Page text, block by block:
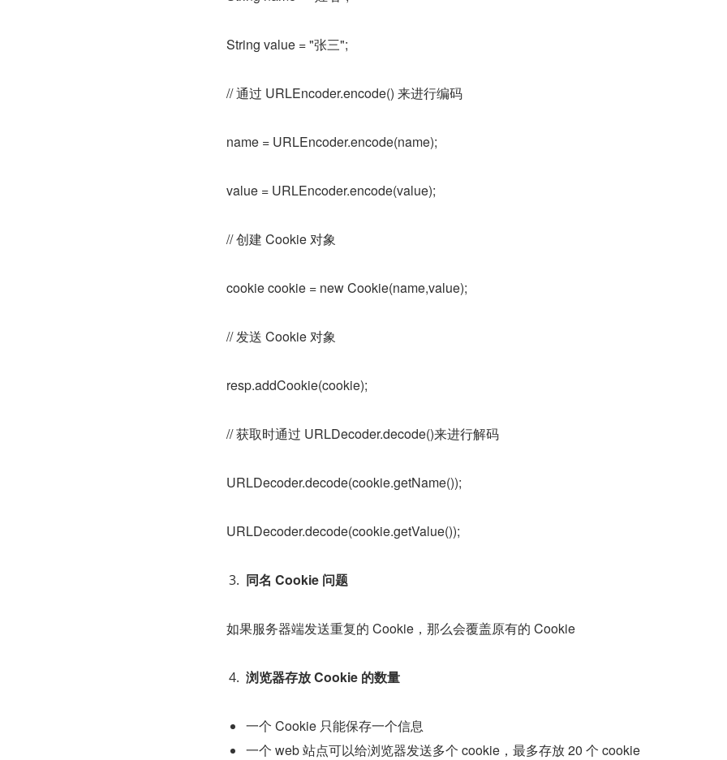
String value = "张三";
// 通过 URLEncoder.encode() 来进行编码
name = URLEncoder.encode(name);
value = URLEncoder.encode(value);
// 创建 Cookie 对象
cookie cookie = new Cookie(name,value);
// 发送 Cookie 对象
resp.addCookie(cookie);
// 获取时通过 URLDecoder.decode()来进行解码
URLDecoder.decode(cookie.getName());
URLDecoder.decode(cookie.getValue());
同名 Cookie 问题
如果服务器端发送重复的 Cookie，那么会覆盖原有的 Cookie
浏览器存放 Cookie 的数量
一个 Cookie 只能保存一个信息
一个 web 站点可以给浏览器发送多个 cookie，最多存放 20 个 cookie